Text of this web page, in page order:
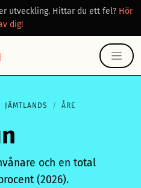
utveckling. Hittar du ett fel? Hör
dig!
JÄMTLANDS ÅRE
och en total
(2026).